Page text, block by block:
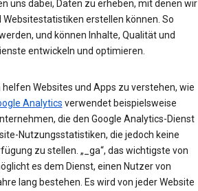
uns dabei, Daten zu erheben, mit denen wir
erstellen können. So
und können Inhalte, Qualität und
entwickeln und optimieren.
Websites und Apps zu verstehen, wie
Analytics verwendet beispielsweise
die den Google Analytics-Dienst
Nutzungsstatistiken, die jedoch keine
zu stellen. „_ga“, das wichtigste von
es dem Dienst, einen Nutzer von
lang bestehen. Es wird von jeder Website